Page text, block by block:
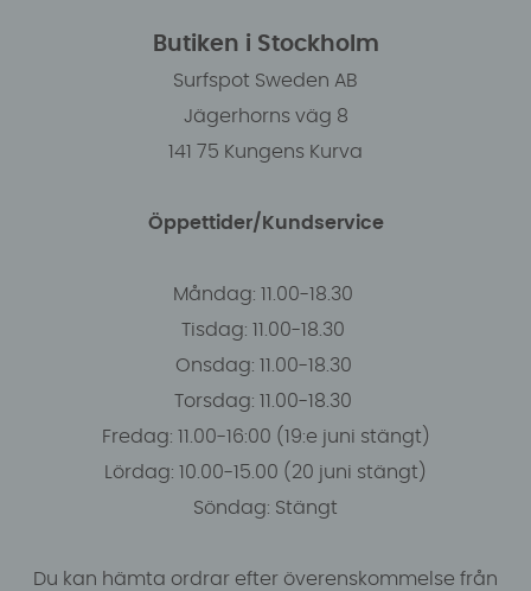
Butiken i Stockholm
Surfspot Sweden AB
Jägerhorns väg 8
141 75 Kungens Kurva
Öppettider/Kundservice
Måndag: 11.00-18.30
Tisdag: 11.00-18.30
Onsdag: 11.00-18.30
Torsdag: 11.00-18.30
Fredag: 11.00-16:00 (19:e juni stängt)
Lördag: 10.00-15.00 (20 juni stängt)
Söndag: Stängt
Du kan hämta ordrar efter överenskommelse från